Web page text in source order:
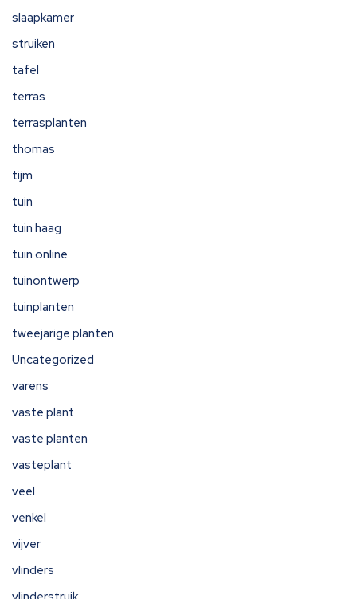
slaapkamer
struiken
tafel
terras
terrasplanten
thomas
tijm
tuin
tuin haag
tuin online
tuinontwerp
tuinplanten
tweejarige planten
Uncategorized
varens
vaste plant
vaste planten
vasteplant
veel
venkel
vijver
vlinders